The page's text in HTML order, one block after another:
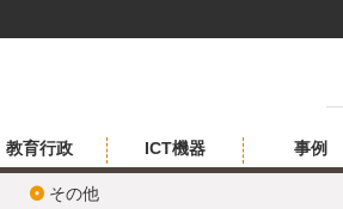
その他
教育行政 ICT機器 事例